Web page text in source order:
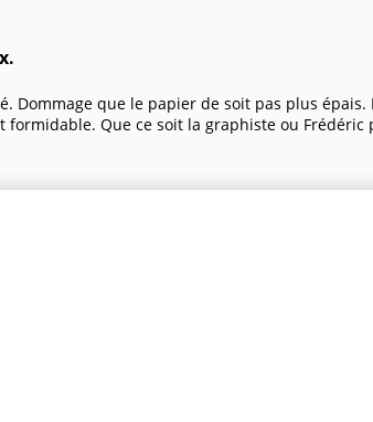
Dommage que le papier de soit pas plus
formidable. Que ce soit la graphiste ou